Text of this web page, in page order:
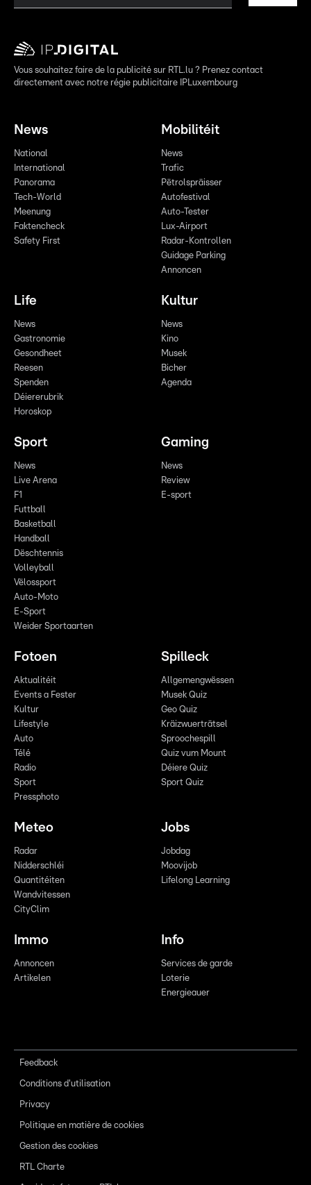
Vous souhaitez faire de la publicité sur RTL.lu ? Prenez contact
directement avec notre régie publicitaire IPLuxembourg
News
National
International
Panorama
Tech-World
Meenung
Faktencheck
Safety First
Mobilitéit
News
Trafic
Pëtrolspräisser
Autofestival
Auto-Tester
Lux-Airport
Radar-Kontrollen
Guidage Parking
Annoncen
Life
News
Gastronomie
Gesondheet
Reesen
Spenden
Déiererubrik
Horoskop
Kultur
News
Kino
Musek
Bicher
Agenda
Sport
News
Live Arena
F1
Futtball
Basketball
Handball
Dëschtennis
Volleyball
Vëlossport
Auto-Moto
E-Sport
Weider Sportaarten
Gaming
News
Review
E-sport
Fotoen
Aktualitéit
Events a Fester
Kultur
Lifestyle
Auto
Télé
Radio
Sport
Pressphoto
Spilleck
Allgemengwëssen
Musek Quiz
Geo Quiz
Kräizwuerträtsel
Sproochespill
Quiz vum Mount
Déiere Quiz
Sport Quiz
Meteo
Radar
Nidderschléi
Quantitéiten
Wandvitessen
CityClim
Jobs
Jobdag
Moovijob
Lifelong Learning
Immo
Annoncen
Artikelen
Info
Services de garde
Loterie
Energieauer
Feedback
Conditions d'utilisation
Privacy
Politique en matière de cookies
Gestion des cookies
RTL Charte